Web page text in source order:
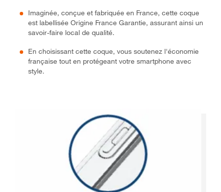
Imaginée, conçue et fabriquée en France, cette coque
est labellisée Origine France Garantie, assurant ainsi un
savoir-faire local de qualité.
En choisissant cette coque, vous soutenez l'économie
française tout en protégeant votre smartphone avec
style.